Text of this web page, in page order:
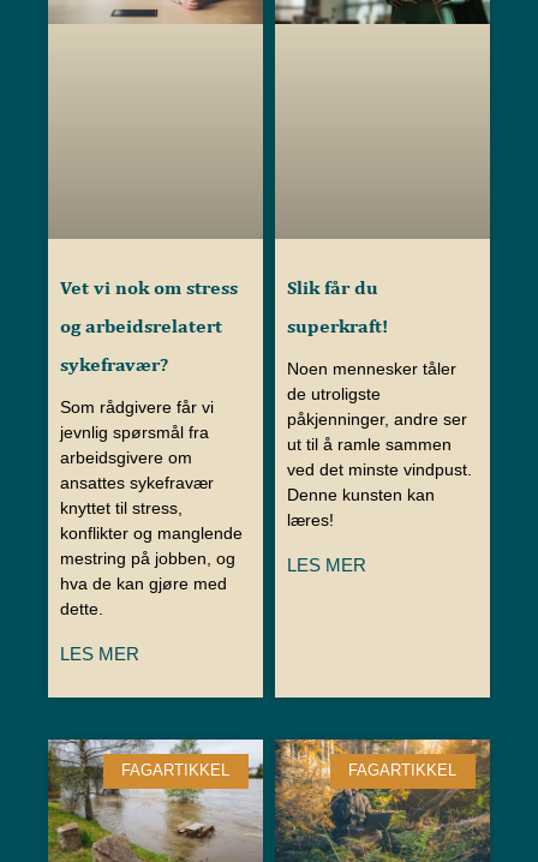
Vet vi nok om stress
og arbeidsrelatert
sykefravær?
Som rådgivere får vi
jevnlig spørsmål fra
arbeidsgivere om
ansattes sykefravær
knyttet til stress,
konflikter og manglende
mestring på jobben, og
hva de kan gjøre med
dette.
LES MER
Slik får du
superkraft!
Noen mennesker tåler
de utroligste
påkjenninger, andre ser
ut til å ramle sammen
ved det minste vindpust.
Denne kunsten kan
læres!
LES MER
FAGARTIKKEL FAGARTIKKEL